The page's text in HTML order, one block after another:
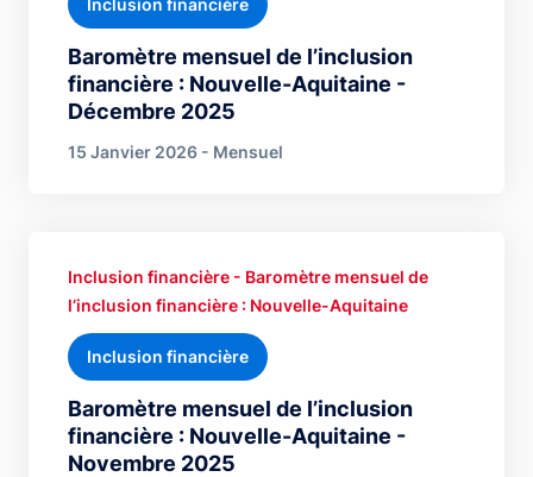
Baromètre mensuel de l’inclusion
financière : Nouvelle-Aquitaine -
Décembre 2025
15 Janvier 2026 - Mensuel
Baromètre mensuel de l’inclusion
financière : Nouvelle-Aquitaine -
Novembre 2025
Inclusion financière - Baromètre mensuel de
l’inclusion financière : Nouvelle-Aquitaine
Inclusion financière